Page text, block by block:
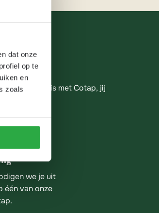
dat onze
op te
en
zoalscultuurfit is met Cotap, jij
we je uit
één van onze